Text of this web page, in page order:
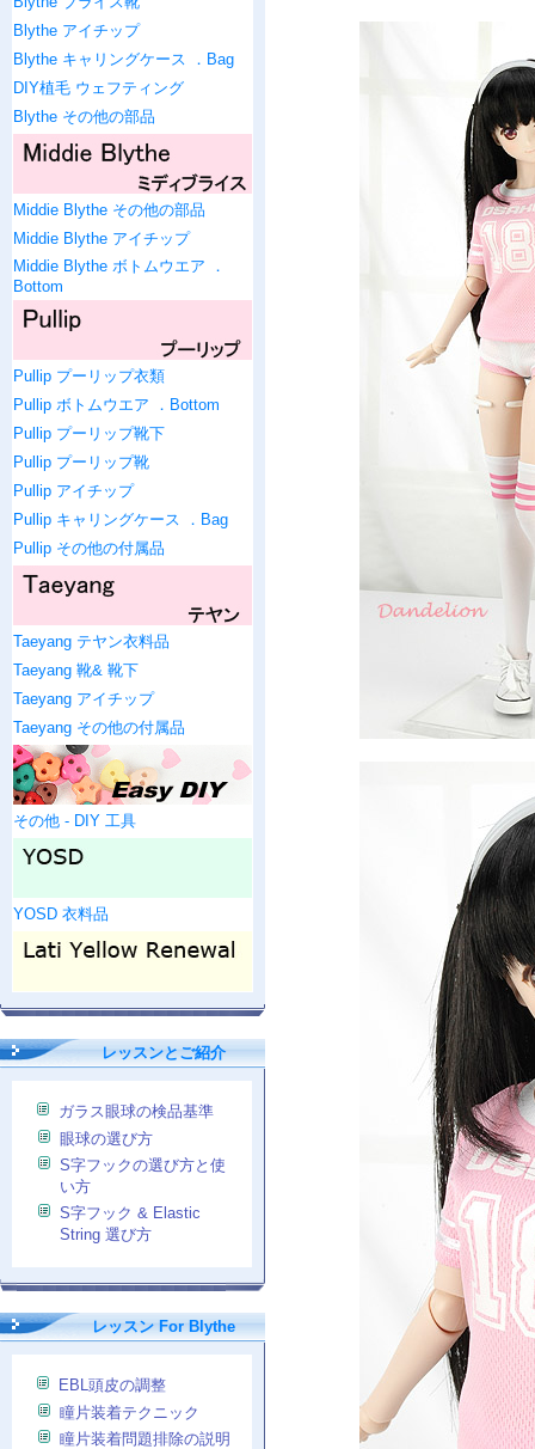
Blythe アイチップ
Blythe キャリングケース ．Bag
DIY植毛 ウェフティング
Blythe その他の部品
Middie Blythe その他の部品
Middie Blythe アイチップ
Middie Blythe ボトムウエア ．
Bottom
Pullip プーリップ衣類
Pullip ボトムウエア ．Bottom
Pullip プーリップ靴下
Pullip プーリップ靴
Pullip アイチップ
Pullip キャリングケース ．Bag
Pullip その他の付属品
Taeyang テヤン衣料品
Taeyang 靴& 靴下
Taeyang アイチップ
Taeyang その他の付属品
その他 - DIY 工具
YOSD 衣料品
レッスンとご紹介
ガラス眼球の検品基準
眼球の選び方
S字フックの選び方と使
い方
S字フック & Elastic
String 選び方
レッスン For Blythe
EBL頭皮の調整
瞳片装着テクニック
瞳片装着問題排除の説明